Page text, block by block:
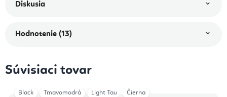
Diskusia
Hodnotenie (13)
Súvisiaci tovar
Black Tmavomodrá Light Taupe Dusty Purple
Čierna